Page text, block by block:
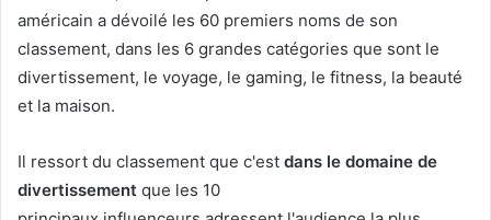
américain a dévoilé les 60 premiers noms de son
classement, dans les 6 grandes catégories que sont le
divertissement, le voyage, le gaming, le fitness, la beauté
et la maison.
Il ressort du classement que c'est dans le domaine de
divertissement que les 10